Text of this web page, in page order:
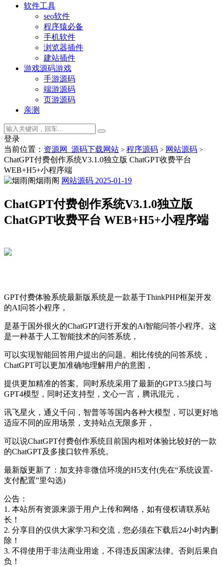
软件工具
seo软件
程序猿必备
手机软件
浏览器插件
建站插件
游戏源码游戏
手游源码
端游源码
页游源码
亲测
登录
当前位置： 资源网_源码下载网站 > 程序源码 > 网站源码 >
ChatGPT付费创作系统V3.1.0独立版 ChatGPT收费平台
WEB+H5+小程序端
烟雨阁 网站源码 2025-01-19
ChatGPT付费创作系统V3.1.0独立版
ChatGPT收费平台 WEB+H5+小程序端
GPT付费体验系统最新版系统是一款基于ThinkPHP框架开发
的AI问答小程序，
是基于国外很火的ChatGPT进行开发的Ai智能问答小程序。这
是一种基于人工智能技术的问答系统，
可以实现智能回答用户提出的问题。相比传统的问答系统，
ChatGPT可以更加准确地理解用户的意图，
提供更加精准的答案。同时系统采用了最新的GPT3.5接口与
GPT4模型，同时还支持型，文心一言，腾讯混元，
讯飞星火，通义千问，智普等等国内各种大模型，可以更好地
适应不同的应用场景，支持站点无限多开，
可以说ChatGPT付费创作系统目前国内相对体验比较好的一款
的ChatGPT及多接口软件系统。
最新版更新了：加支持非微信环境的H5支付(先在“系统设置-
支付配置”里勾选)
公告：
1. 本站所有资源来源于用户上传和网络，如有侵权请联系站
长！
2. 分享目的仅供大家学习和交流，您必须在下载后24小时内删
除！
3. 不得使用于非法商业用途，不得违反国家法律。否则后果自
负！